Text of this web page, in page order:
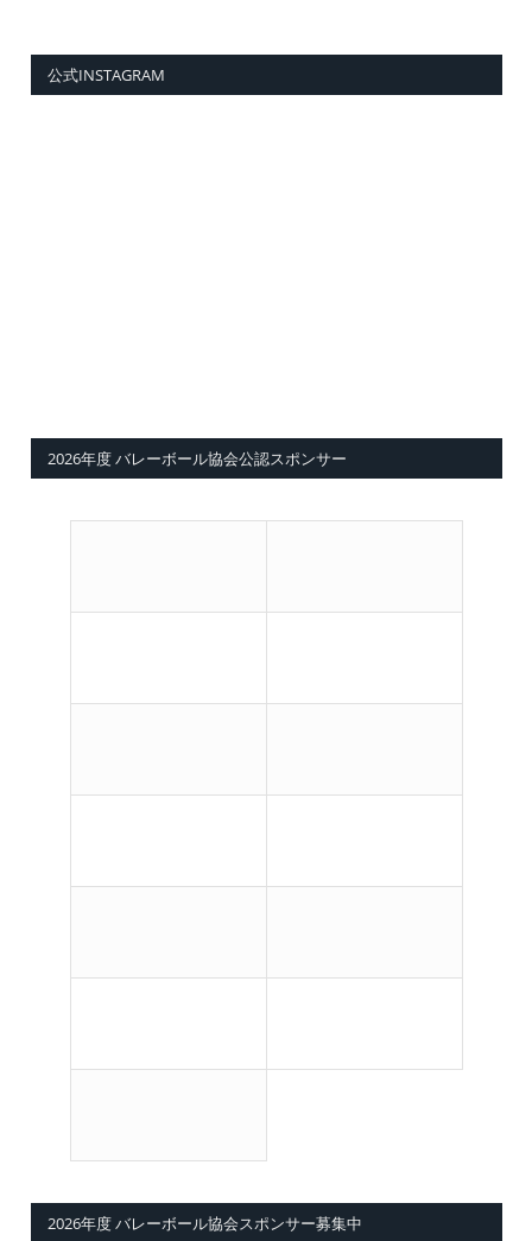
公式INSTAGRAM
2026年度 バレーボール協会公認スポンサー
2026年度 バレーボール協会スポンサー募集中